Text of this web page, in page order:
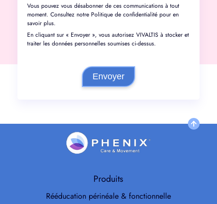
Vous pouvez vous désabonner de ces communications à tout
moment. Consultez notre Politique de confidentialité pour en
savoir plus.
En cliquant sur « Envoyer », vous autorisez VIVALTIS à stocker et
traiter les données personnelles soumises ci-dessus.
Produits
Rééducation périnéale & fonctionnelle